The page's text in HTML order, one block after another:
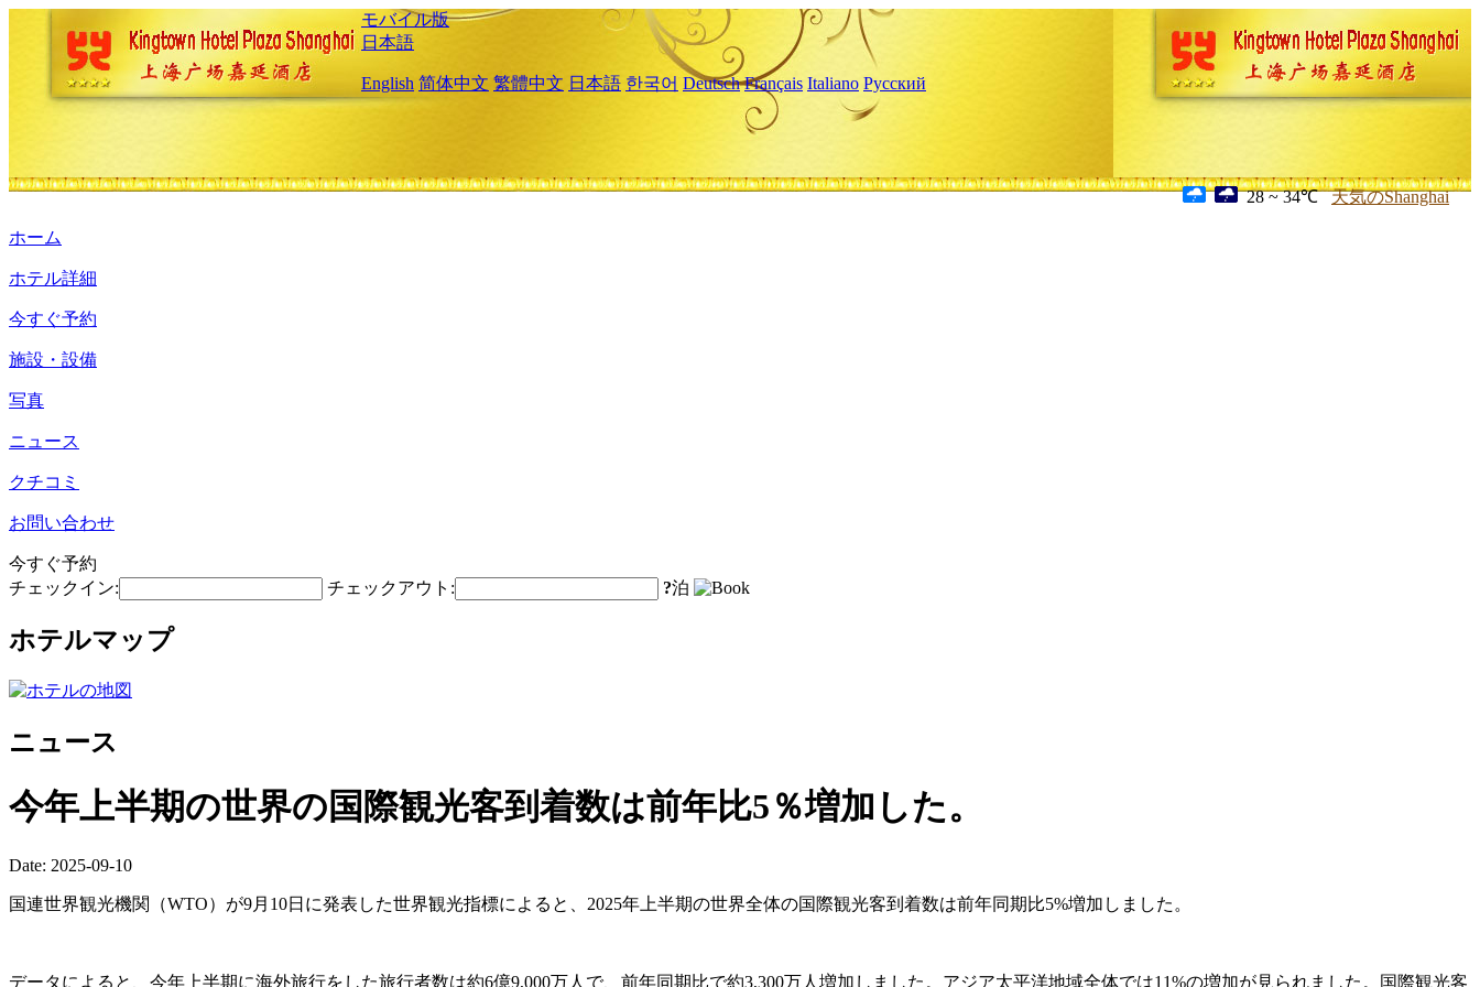
モバイル版
日本語
English 简体中文 繁體中文 日本語 한국어 Deutsch Français Italiano Русский
28 ~ 34℃ 天気のShanghai
ホーム
ホテル詳細
今すぐ予約
施設・設備
写真
ニュース
クチコミ
お問い合わせ
今すぐ予約
チェックイン:
チェックアウト: ?泊
ホテルマップ
ニュース
今年上半期の世界の国際観光客到着数は前年比5％増加した。
Date: 2025-09-10
国連世界観光機関（WTO）が9月10日に発表した世界観光指標によると、2025年上半期の世界全体の国際観光客到着数は前年同期比5%増加しました。
データによると、今年上半期に海外旅行をした旅行者数は約6億9,000万人で、前年同期比で約3,300万人増加しました。アジア太平洋地域全体では11%の増加が見られました。国際観光客